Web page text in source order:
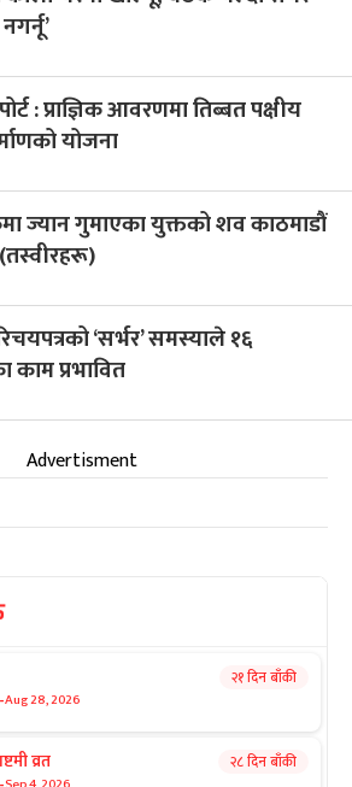
: प्राज्ञिक आवरणमा तिब्बत पक्षीय
योजना
ज्यान गुमाएका युक्तको शव काठमाडौं
‘सर्भर’ समस्याले १६
काम प्रभावित
Advertisment
-Aug 28, 2026
२१ दिन बाँकी
व्रत २८ दिन बाँकी